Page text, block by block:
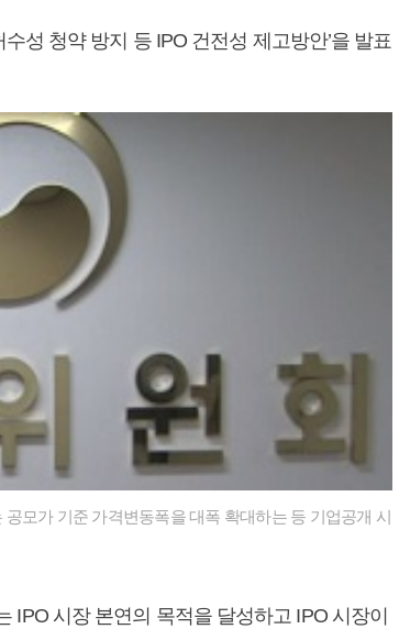
성 청약 방지 등 IPO 건전성 제고방안’을 발표
모가 기준 가격변동폭을 대폭 확대하는 등 기업공개 시
IPO 시장 본연의 목적을 달성하고 IPO 시장이